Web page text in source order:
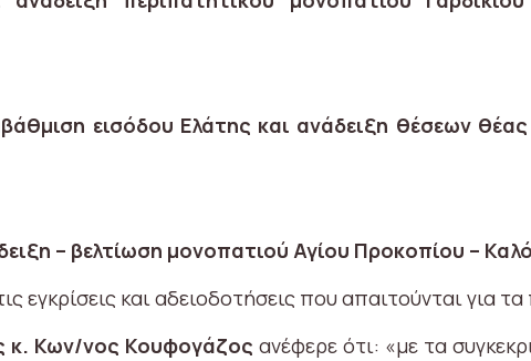
εισόδου Ελάτης και ανάδειξη θέσεων
– βελτίωση μονοπατιού Αγίου Προκοπίου –
εγκρίσεις και αδειοδοτήσεις που απαιτούνται για
κ. Κων/νος Κουφογάζος ανέφερε ότι: «με τα